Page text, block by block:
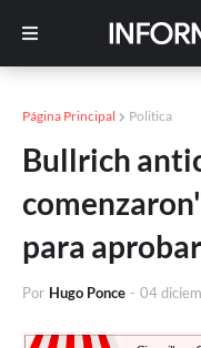
Página Principal Politica
Bullrich
para
Por Hugo Ponce - 04